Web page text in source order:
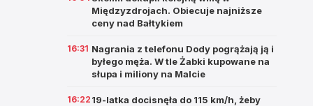
Międzyzdrojach. Obiecuje najniższe
ceny nad Bałtykiem
16:31 Nagrania z telefonu Dody pogrążają ją i
byłego męża. W tle Żabki kupowane na
słupa i miliony na Malcie
16:22 19-latka docisnęła do 115 km/h, żeby